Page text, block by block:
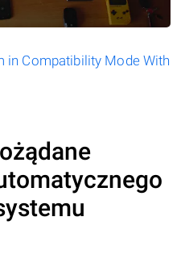
in Compatibility Mode With